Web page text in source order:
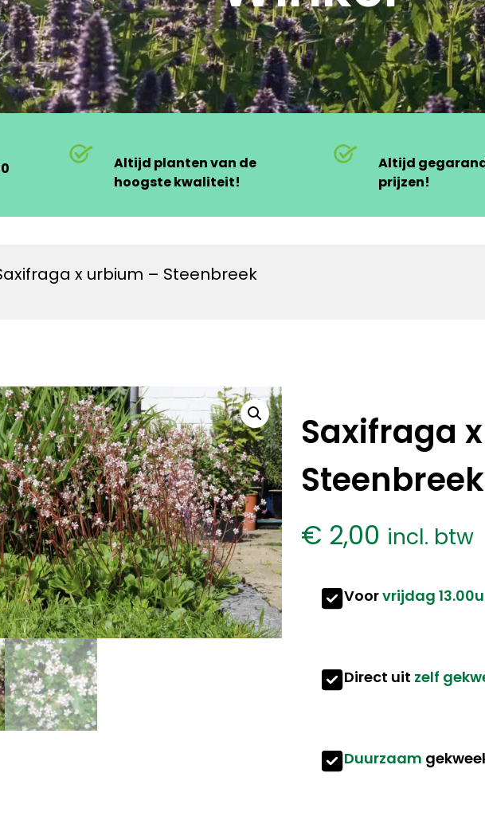
Altijd planten van de
hoogste kwaliteit!
Altijd
prijzen!
x urbium – Steenbreek
Saxifraga
Steenbreek
€ 2,00 incl. btw
Voorvrijdag 13.00u
Direct uit zelf
Duurzaam